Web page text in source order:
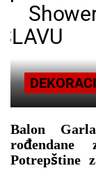
Balon
Potrepštine